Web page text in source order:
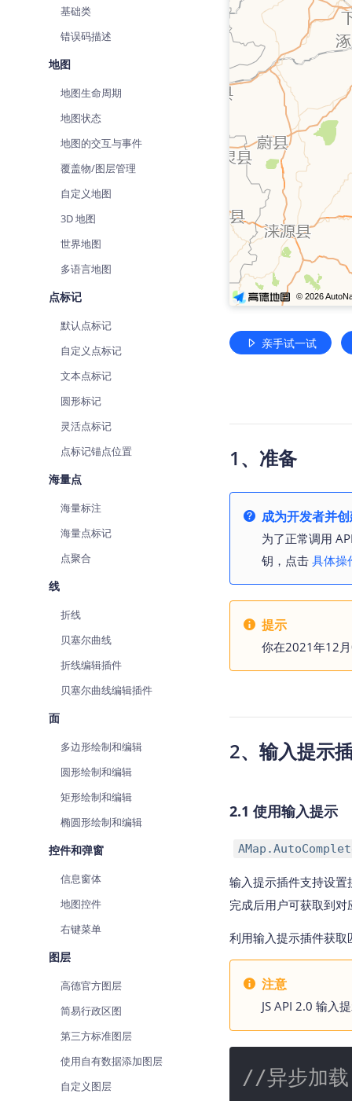
交
查询
高
基础类
错误码描述
地图
地图生命周期
地图状态
地图的交互与事件
覆盖物/图层管理
自定义地图
3D 地图
世界地图
多语言地图
点标记
默认点标记
自定义点标记
文本点标记
圆形标记
灵活点标记
点标记锚点位置
海量点
海量标注
海量点标记
点聚合
线
折线
贝塞尔曲线
折线编辑插件
贝塞尔曲线编辑插件
面
多边形绘制和编辑
圆形绘制和编辑
矩形绘制和编辑
椭圆形绘制和编辑
控件和弹窗
信息窗体
地图控件
右键菜单
图层
高德官方图层
简易行政区图
第三方标准图层
使用自有数据添加图层
自定义图层
亲手试一试
1、准备
成为开发者并
为了正常调用
钥，点击 具体操
提示
你在2021年12
2、输入提示
2.1 使用输入提示
输入提示插件支持设
完成后用户可获取到
利用输入提示插件获
注意
JS API 2.0 输入
//异步加